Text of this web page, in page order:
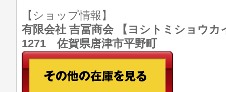
【ショップ情報】
有限会社 吉冨商会 【ヨシトミショウ
1271 佐賀県唐津市平野町